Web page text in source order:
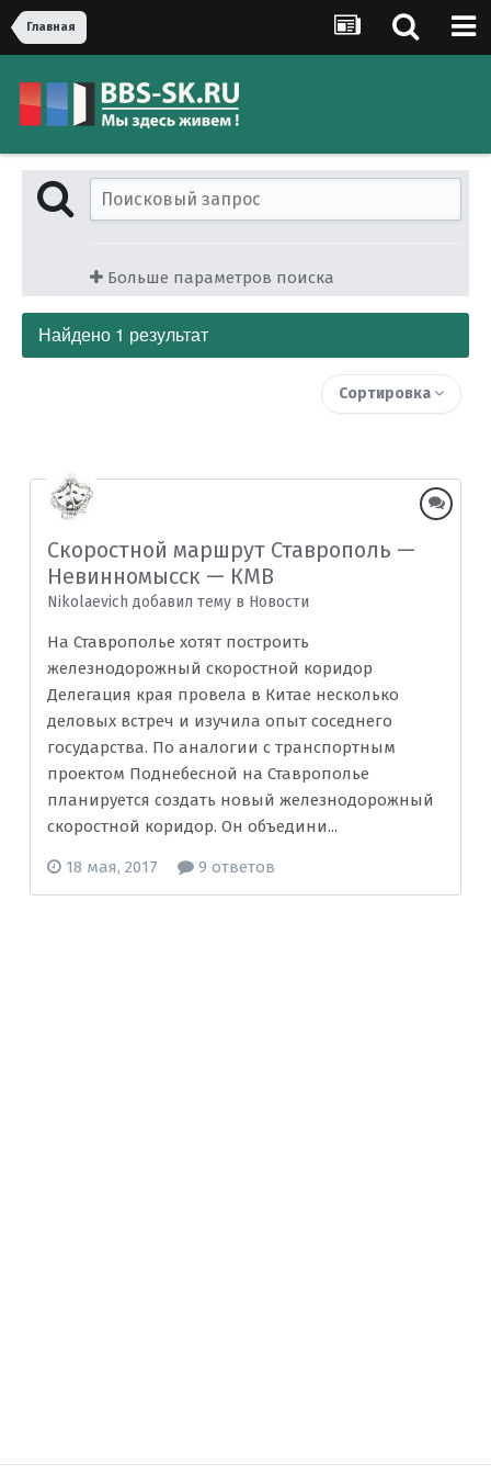
Главная
Больше параметров поиска
Найдено 1 результат
Сортировка
Скоростной маршрут Ставрополь —
Невинномысск — КМВ
Nikolaevich добавил тему в Новости
На Ставрополье хотят построить
железнодорожный скоростной коридор
Делегация края провела в Китае несколько
деловых встреч и изучила опыт соседнего
государства. По аналогии с транспортным
проектом Поднебесной на Ставрополье
планируется создать новый железнодорожный
скоростной коридор. Он объедини...
18 мая, 2017 9 ответов